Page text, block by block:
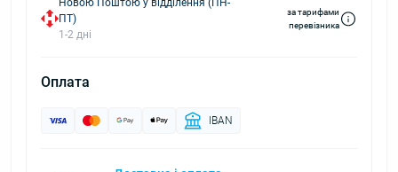
Новою Поштою у відділення (ПН-
ПТ)
1-2 дні
за тарифами
перевізника
Оплата
IBAN